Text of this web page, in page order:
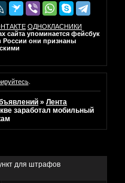
ОДНОКЛАСНИКИ
сайта упоминается фейсбук
России они признаны
.
»Лента
заработал мобильный
для штрафов